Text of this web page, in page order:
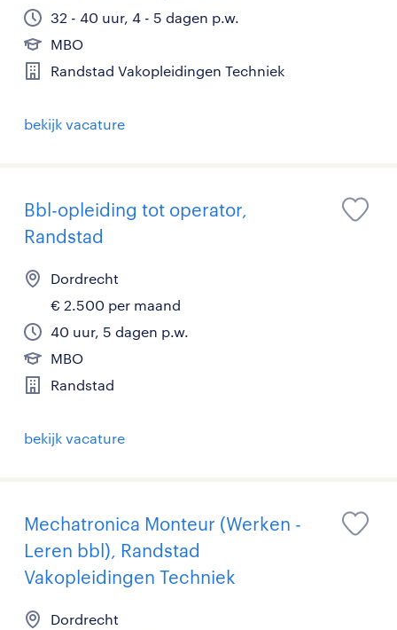
32 - 40 uur, 4 - 5 dagen p.w.
MBO
Randstad Vakopleidingen Techniek
bekijk vacature
Bbl-opleiding tot operator,
Randstad
Dordrecht
€ 2.500 per maand
40 uur, 5 dagen p.w.
MBO
Randstad
bekijk vacature
Mechatronica Monteur (Werken -
Leren bbl), Randstad
Vakopleidingen Techniek
Dordrecht